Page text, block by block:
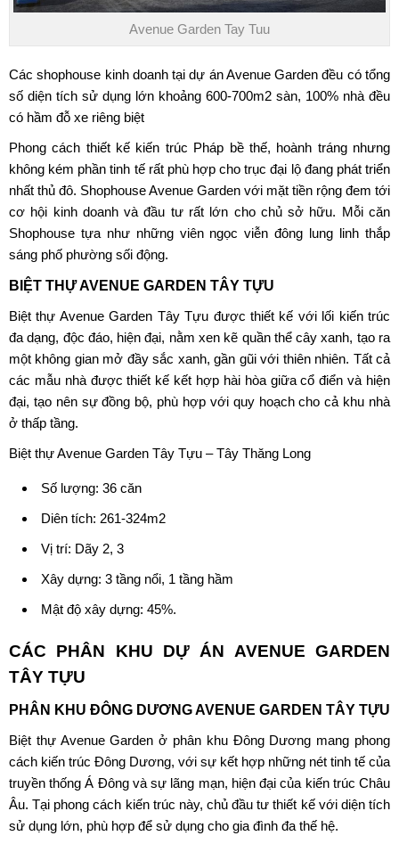
Avenue Garden Tay Tuu
Các shophouse kinh doanh tại dự án Avenue Garden đều có tổng
số diện tích sử dụng lớn khoảng 600-700m2 sàn, 100% nhà đều
có hầm đỗ xe riêng biệt
Phong cách thiết kế kiến trúc Pháp bề thế, hoành tráng nhưng
không kém phần tinh tế rất phù hợp cho trục đại lộ đang phát triển
nhất thủ đô. Shophouse Avenue Garden với mặt tiền rộng đem tới
cơ hội kinh doanh và đầu tư rất lớn cho chủ sở hữu. Mỗi căn
Shophouse tựa như những viên ngọc viễn đông lung linh thắp
sáng phố phường sối động.
BIỆT THỰAVENUE GARDEN TÂY TỰU
Biệt thự Avenue Garden Tây Tựu được thiết kế với lối kiến trúc
đa dạng, độc đáo, hiện đại, nằm xen kẽ quần thể cây xanh, tạo ra
một không gian mở đầy sắc xanh, gần gũi với thiên nhiên. Tất cả
các mẫu nhà được thiết kế kết hợp hài hòa giữa cổ điển và hiện
đại, tạo nên sự đồng bộ, phù hợp với quy hoạch cho cả khu nhà
ở thấp tầng.
Biệt thự Avenue Garden Tây Tựu – Tây Thăng Long
Số lượng: 36 căn
Diên tích: 261-324m2
Vị trí: Dãy 2, 3
Xây dựng: 3 tầng nổi, 1 tầng hầm
Mật độ xây dựng: 45%.
CÁC PHÂN KHU DỰ ÁN AVENUE GARDEN
TÂY TỰU
PHÂN KHU ĐÔNG DƯƠNG AVENUE GARDEN TÂY TỰU
Biệt thự Avenue Garden ở phân khu Đông Dương mang phong
cách kiến trúc Đông Dương, với sự kết hợp những nét tinh tế của
truyền thống Á Đông và sự lãng mạn, hiện đại của kiến trúc Châu
Âu. Tại phong cách kiến trúc này, chủ đầu tư thiết kế với diện tích
sử dụng lớn, phù hợp để sử dụng cho gia đình đa thế hệ.